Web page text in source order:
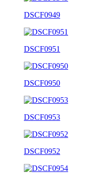
DSCF0949
DSCF0951
DSCF0950
DSCF0953
DSCF0952